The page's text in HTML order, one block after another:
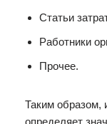
Статьи
Работники
Прочее.
Таким образом,
определяет